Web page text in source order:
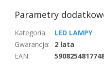
Parametry
Kategoria:
LED LAMPY
Gwarancja:
2 lata
EAN: